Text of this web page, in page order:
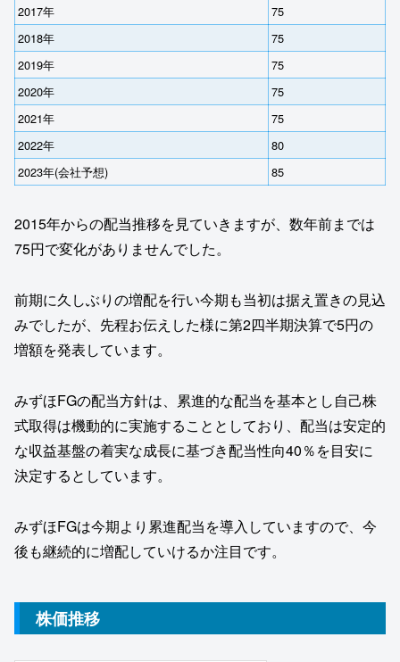
2017年
75
2018年
75
2019年
75
2020年
75
2021年
75
2022年
80
2023年(会社予想)
85
2015年からの配当推移を見ていきますが、数年前までは
75円で変化がありませんでした。
前期に久しぶりの増配を行い今期も当初は据え置きの見込
みでしたが、先程お伝えした様に第2四半期決算で5円の
増額を発表しています。
みずほFGの配当方針は、累進的な配当を基本とし自己株
式取得は機動的に実施することとしており、配当は安定的
な収益基盤の着実な成長に基づき配当性向40％を目安に
決定するとしています。
みずほFGは今期より累進配当を導入していますので、今
後も継続的に増配していけるか注目です。
株価推移